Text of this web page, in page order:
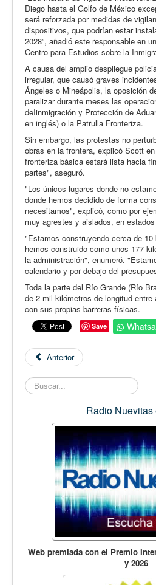
Diego hasta el Golfo de México
será reforzada por medidas de
dispositivos, que podrían estar
2028”, añadió este responsable en
Centro para Estudios sobre la
A causa del amplio despliegue
irregular, que causó graves
Ángeles o Mineápolis, la oposición
paralizar durante meses las
deIinmigración y Protección de
en inglés) o la Patrulla Fronteriza.
Sin embargo, las protestas no
obras en la frontera, explicó Scott
fronteriza básica estará lista hacia
partes", aseguró.
"Los únicos lugares donde no
donde hemos decidido de forma
necesitamos", explicó, como por
muy agrestes y aislados, en
"Estamos construyendo cerca de
hemos construido como unos 177
la administración", enumeró.
calendario y por debajo del
Toda la parte del Río Grande (Río
de 2 mil kilómetros de longitud
con sus propias barreras físicas.
Save
Anterior
Buscar...
Radio Nuevitas
Web premiada con el Premio
y 2026